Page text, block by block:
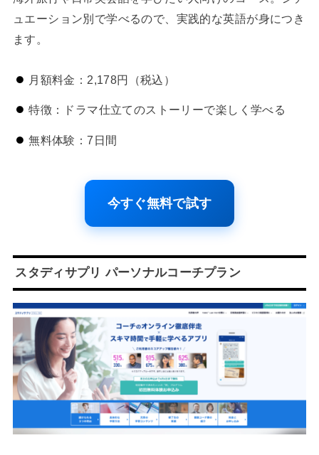
ュエーション別で学べるので、実践的な英語が身につき
ます。
月額料金：2,178円（税込）
特徴：ドラマ仕立てのストーリーで楽しく学べる
無料体験：7日間
今すぐ無料で試す
スタディサプリ パーソナルコーチプラン